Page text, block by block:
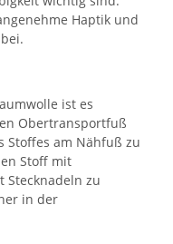
Haptik und
ist es
Obertransportfuß
Stoffes am Nähfuß zu
Stoff mit
Stecknadeln zu
in der